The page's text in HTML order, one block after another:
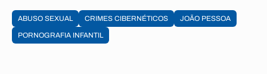
ABUSO SEXUAL CRIMES CIBERNÉTICOS
JOÃO PESSOA
PORNOGRAFIA INFANTIL